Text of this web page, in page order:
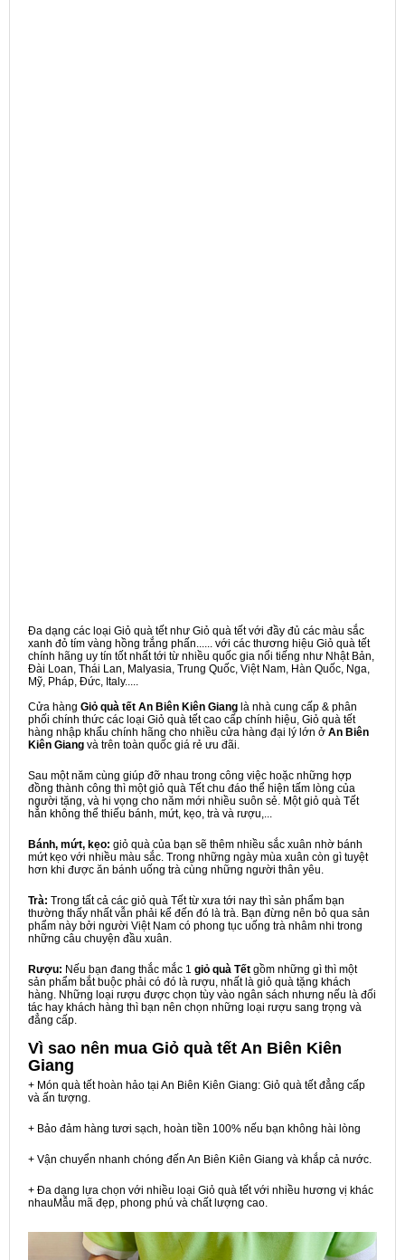
Đa dạng các loại Giỏ quà tết như Giỏ quà tết với đầy đủ các màu sắc
xanh đỏ tím vàng hồng trắng phấn...... với các thương hiệu Giỏ quà tết
chính hãng uy tín tốt nhất tới từ nhiều quốc gia nổi tiếng như Nhật Bản,
Đài Loan, Thái Lan, Malyasia, Trung Quốc, Việt Nam, Hàn Quốc, Nga,
Mỹ, Pháp, Đức, Italy.....
Cửa hàng Giỏ quà tết An Biên Kiên Giang là nhà cung cấp & phân
phối chính thức các loại Giỏ quà tết cao cấp chính hiệu, Giỏ quà tết
hàng nhập khẩu chính hãng cho nhiều cửa hàng đại lý lớn ở An Biên
Kiên Giang và trên toàn quốc giá rẻ ưu đãi.
Sau một năm cùng giúp đỡ nhau trong công việc hoặc những hợp
đồng thành công thì một giỏ quà Tết chu đáo thể hiện tấm lòng của
người tặng, và hi vọng cho năm mới nhiều suôn sẻ. Một giỏ quà Tết
hẳn không thể thiếu bánh, mứt, kẹo, trà và rượu,...
Bánh, mứt, kẹo: giỏ quà của bạn sẽ thêm nhiều sắc xuân nhờ bánh
mứt kẹo với nhiều màu sắc. Trong những ngày mùa xuân còn gì tuyệt
hơn khi được ăn bánh uống trà cùng những người thân yêu.
Trà: Trong tất cả các giỏ quà Tết từ xưa tới nay thì sản phẩm bạn
thường thấy nhất vẫn phải kể đến đó là trà. Bạn đừng nên bỏ qua sản
phẩm này bởi người Việt Nam có phong tục uống trà nhâm nhi trong
những câu chuyện đầu xuân.
Rượu: Nếu bạn đang thắc mắc 1 giỏ quà Tết gồm những gì thì một
sản phẩm bắt buộc phải có đó là rượu, nhất là giỏ quà tặng khách
hàng. Những loại rượu được chọn tùy vào ngân sách nhưng nếu là đối
tác hay khách hàng thì bạn nên chọn những loại rượu sang trọng và
đẳng cấp.
Vì sao nên mua Giỏ quà tết An Biên Kiên
Giang
+ Món quà tết hoàn hảo tại An Biên Kiên Giang: Giỏ quà tết đẳng cấp
và ấn tượng.
+ Bảo đảm hàng tươi sạch, hoàn tiền 100% nếu bạn không hài lòng
+ Vận chuyển nhanh chóng đến An Biên Kiên Giang và khắp cả nước.
+ Đa dạng lựa chọn với nhiều loại Giỏ quà tết với nhiều hương vị khác
nhauMẫu mã đẹp, phong phú và chất lượng cao.